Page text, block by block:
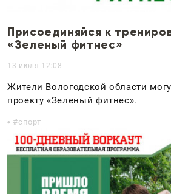
Присоединяйся к
«Зеленый фитнес»
13 июля 12:08
Жители Вологодской области
проекту «Зеленый фитнес».
спорт